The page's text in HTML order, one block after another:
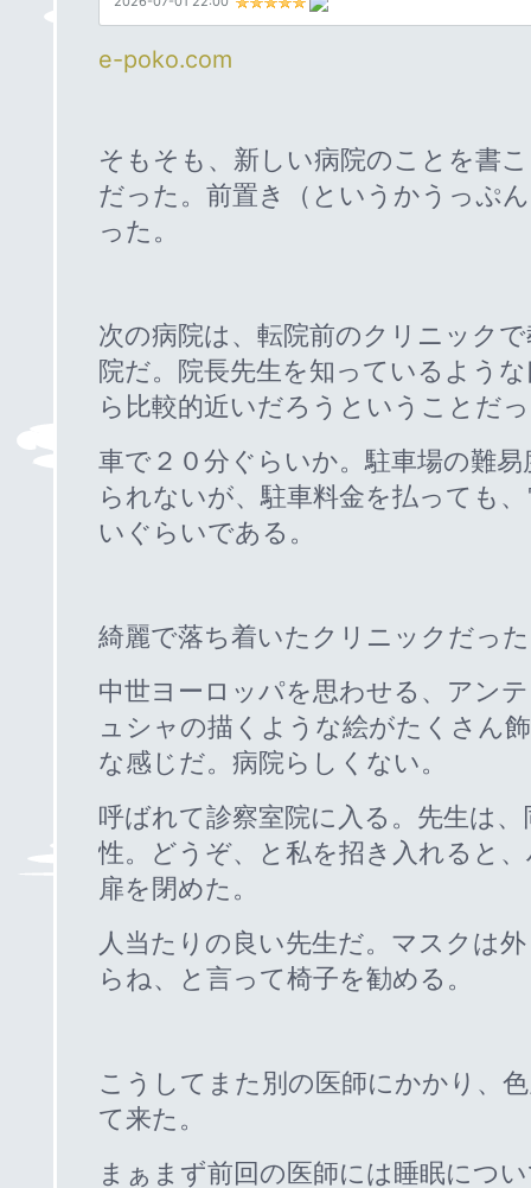
e-poko.com
そもそも、新しい病院のことを書
だった。前置き（というかうっぷ
った。
次の病院は、転院前のクリニック
院だ。院長先生を知っているよう
ら比較的近いだろうということだ
車で２０分ぐらいか。駐車場の難
られないが、駐車料金を払っても
いぐらいである。
綺麗で落ち着いたクリニックだっ
中世ヨーロッパを思わせる、アン
ュシャの描くような絵がたくさん
な感じだ。病院らしくない。
呼ばれて診察室院に入る。先生は
性。どうぞ、と私を招き入れると
扉を閉めた。
人当たりの良い先生だ。マスクは
らね、と言って椅子を勧める。
こうしてまた別の医師にかかり、
て来た。
まぁまず前回の医師には睡眠につ